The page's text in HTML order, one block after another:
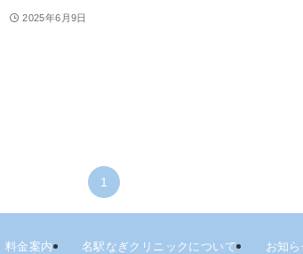
2025年6月9日
1
料金案内 名駅なぎクリニックについて お知